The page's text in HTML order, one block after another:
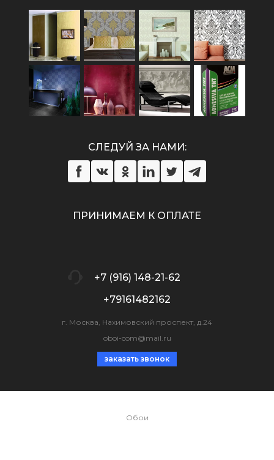
СЛЕДУЙ ЗА НАМИ:
ПРИНИМАЕМ К ОПЛАТЕ
+7 (916) 148-21-62
+79161482162
г. Москва, Нахимовский проспект, д.24
oboi-com@mail.ru
заказать звонок
Обои